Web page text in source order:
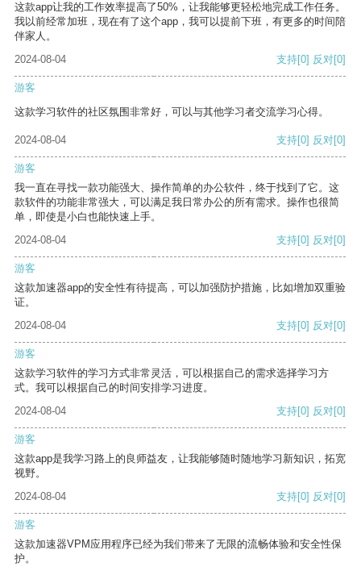
这款app让我的工作效率提高了50%，让我能够更轻松地完成工作任务。
我以前经常加班，现在有了这个app，我可以提前下班，有更多的时间陪
伴家人。
2024-08-04
支持[0] 反对[0]
游客
这款学习软件的社区氛围非常好，可以与其他学习者交流学习心得。
2024-08-04 支持[0] 反对[0]
游客
我一直在寻找一款功能强大、操作简单的办公软件，终于找到了它。这
款软件的功能非常强大，可以满足我日常办公的所有需求。操作也很简
单，即使是小白也能快速上手。
2024-08-04
支持[0] 反对[0]
游客
这款加速器app的安全性有待提高，可以加强防护措施，比如增加双重验
证。
2024-08-04
支持[0] 反对[0]
游客
这款学习软件的学习方式非常灵活，可以根据自己的需求选择学习方
式。我可以根据自己的时间安排学习进度。
2024-08-04
支持[0] 反对[0]
游客
这款app是我学习路上的良师益友，让我能够随时随地学习新知识，拓宽
视野。
2024-08-04
支持[0] 反对[0]
游客
这款加速器VPM应用程序已经为我们带来了无限的流畅体验和安全性保
护。